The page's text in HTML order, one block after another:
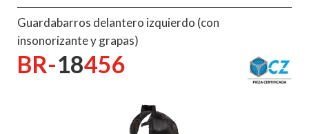
Guardabarros delantero izquierdo (con
insonorizante y grapas)
BR-18456